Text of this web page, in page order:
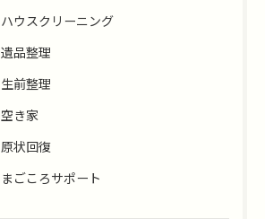
ハウスクリーニング
遺品整理
生前整理
空き家
原状回復
まごころサポート